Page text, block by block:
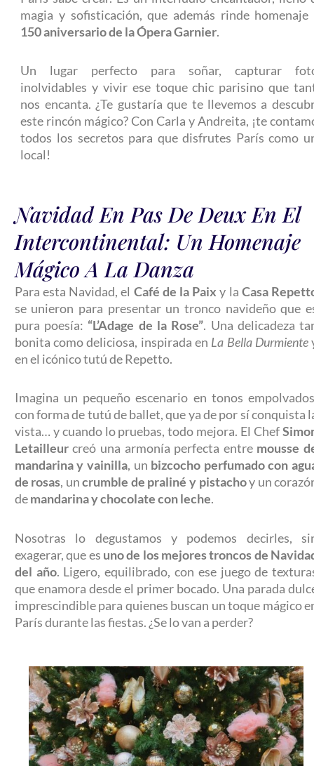
magia y sofisticación, que además rinde homenaje
150 aniversario de la Ópera Garnier.
Un lugar perfecto para soñar, capturar
inolvidables y vivir ese toque chic parisino que
nos encanta. ¿Te gustaría que te llevemos a
este rincón mágico? Con Carla y Andreita, ¡te
todos los secretos para que disfrutes París como
local!
Navidad En Pas De Deux En El
Intercontinental: Un Homenaje
Mágico A La Danza
Para esta Navidad, el Café de la Paix y la Casa
se unieron para presentar un tronco navideño que
pura poesía: “L’Adage de la Rose”. Una delicadeza
bonita como deliciosa, inspirada en La Bella Durmiente
en el icónico tutú de Repetto.
Imagina un pequeño escenario en tonos
con forma de tutú de ballet, que ya de por sí conquista
vista… y cuando lo pruebas, todo mejora. El Chef
Letailleurcreó una armonía perfecta entre mousse
mandarina y vainilla, un bizcocho perfumado con
de rosas, uncrumble de praliné y pistachoy un
demandarina y chocolate con leche.
Nosotras lo degustamos y podemos decirles,
exagerar, que es uno de los mejores troncos de
del año. Ligero, equilibrado, con ese juego de
que enamora desde el primer bocado. Una parada
imprescindible para quienes buscan un toque mágico
París durante las fiestas. ¿Se lo van a perder?